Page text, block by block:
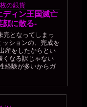
の銀貨
ディン王国滅亡
に散る-
完となってしまっ
ションの、完成を
産をしたからとい
くなる訳じゃない
経験が多いからガ